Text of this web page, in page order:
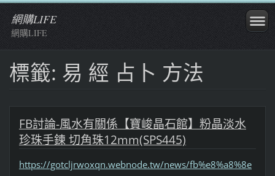
網購LIFE
網購LIFE
標籤: 易 經 占卜 方法
FB討論-風水有關係【寶峻晶石館】粉晶淡水
珍珠手鍊 切角珠12mm(SPS445)
https://gotcljrwoxqn.webnode.tw/news/fb%e8%a8%8e